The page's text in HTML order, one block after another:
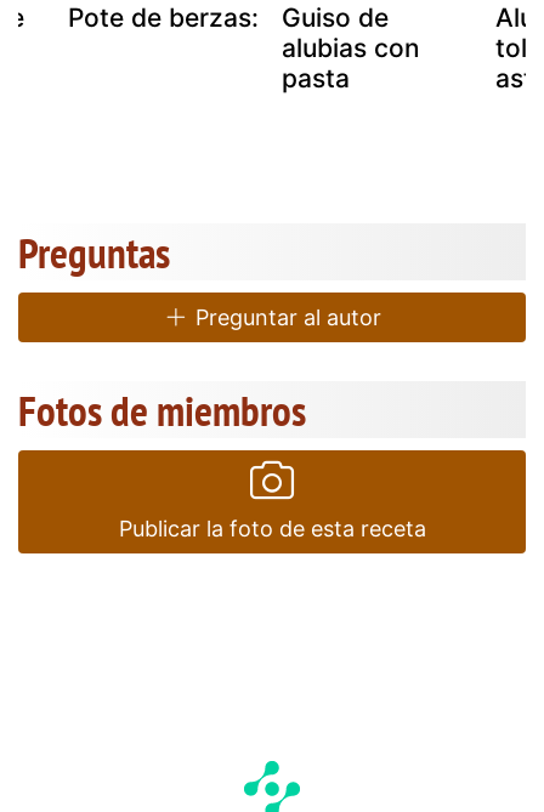
Pote de berzas:
Guiso de
alubias con
pasta
Preguntas
Preguntar al autor
Fotos de miembros
Publicar la foto de esta receta